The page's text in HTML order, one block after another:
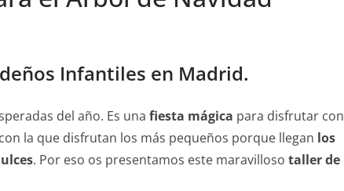
Infantiles en Madrid.
del año. Es una fiesta mágica para disfrutar con
la que disfrutan los más pequeños porque llegan los
. Por eso os presentamos este maravilloso taller de